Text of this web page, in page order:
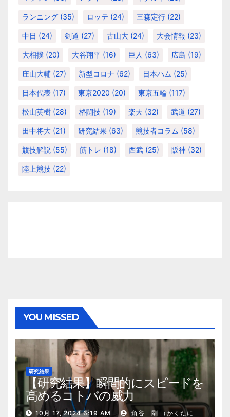
ランニング (35) ロッテ (24) 三森定行 (22)
中日 (24) 剣道 (27) 古山大 (24) 大会情報 (23)
大相撲 (20) 大谷翔平 (16) 巨人 (63) 広島 (19)
庄山大輔 (27) 新型コロナ (62) 日本ハム (25)
日本代表 (17) 東京2020 (20) 東京五輪 (117)
松山英樹 (28) 格闘技 (19) 楽天 (32) 武道 (27)
田中将大 (21) 研究結果 (63) 競技者コラム (58)
競技解説 (55) 筋トレ (18) 西武 (25) 阪神 (32)
陸上競技 (22)
YOU MISSED
研究結果
【研究結果】瞬間的にスピードを
高めるコトバの威力
10月 17, 2024 6:19 AM
角谷 剛 （かくたに